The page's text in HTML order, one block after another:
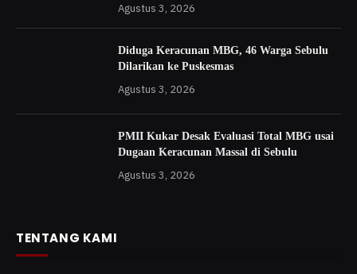
Agustus 3, 2026
Diduga Keracunan MBG, 46 Warga Sebulu
Dilarikan ke Puskesmas
Agustus 3, 2026
PMII Kukar Desak Evaluasi Total MBG usai
Dugaan Keracunan Massal di Sebulu
Agustus 3, 2026
TENTANG KAMI